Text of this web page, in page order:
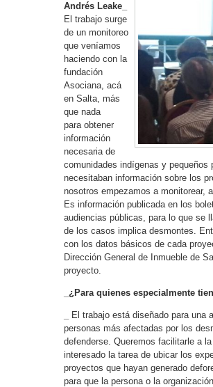
Andrés Leake_
El trabajo surge
de un monitoreo
que veníamos
haciendo con la
fundación
Asociana, acá
en Salta, más
que nada
para obtener
información
necesaria de
comunidades indígenas y
necesitaban información sobre los
nosotros empezamos a monitorear,
Es información publicada en los
audiencias públicas, para lo que se
de los casos implica desmontes.
con los datos básicos de cada
Dirección General de Inmueble de
proyecto.
_¿Para quienes especialmente
El trabajo está diseñado para una
personas más afectadas por los
defenderse. Queremos facilitarle a
interesado la tarea de ubicar los
proyectos que hayan generado
para que la persona o la